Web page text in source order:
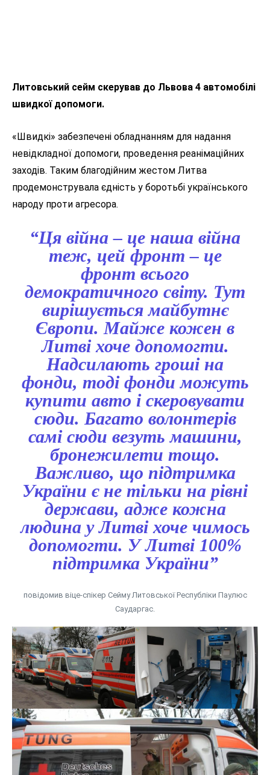
Литовський сейм скерував до Львова 4 автомобілі
швидкої допомоги.
«Швидкі» забезпечені обладнанням для надання
невідкладної допомоги, проведення реанімаційних
заходів. Таким благодійним жестом Литва
продемонструвала єдність у боротьбі українського
народу проти агресора.
“Ця війна – це наша війна
теж, цей фронт – це
фронт всього
демократичного світу. Тут
вирішується майбутнє
Європи. Майже кожен в
Литві хоче допомогти.
Надсилають гроші на
фонди, тоді фонди можуть
купити авто і скеровувати
сюди. Багато волонтерів
самі сюди везуть машини,
бронежилети тощо.
Важливо, що підтримка
України є не тільки на рівні
держави, адже кожна
людина у Литві хоче чимось
допомогти. У Литві 100%
підтримка України”
повідомив віце-спікер Сейму Литовської Республіки Паулюс
Саударгас.